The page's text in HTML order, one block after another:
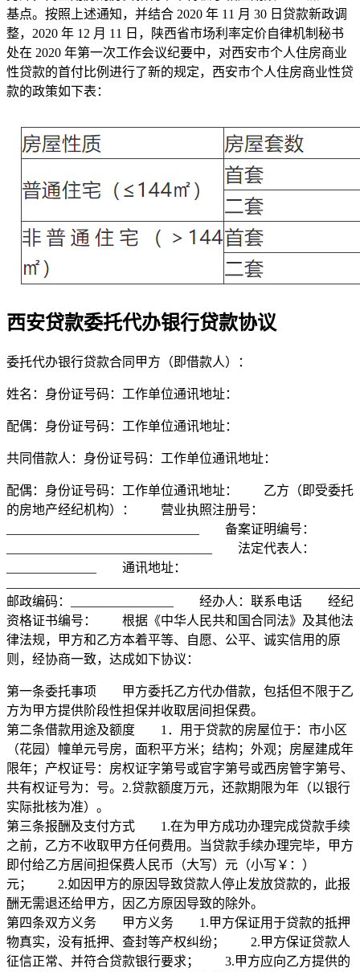
基点。按照上述通知，并结合 2020 年 11 月 30 日贷款新政调
整，2020 年 12 月 11 日，陕西省市场利率定价自律机制秘书
处在 2020 年第一次工作会议纪要中，对西安市个人住房商业
性贷款的首付比例进行了新的规定，西安市个人住房商业性贷
款的政策如下表：
西安贷款委托代办银行贷款协议
委托代办银行贷款合同甲方（即借款人）：
姓名：身份证号码：工作单位通讯地址：
配偶：身份证号码：工作单位通讯地址：
共同借款人：身份证号码：工作单位通讯地址：
配偶：身份证号码：工作单位通讯地址： 乙方（即受委托
的房地产经纪机构）： 营业执照注册号：
______________________________ 备案证明编号：
________________________________ 法定代表人：
______________ 通讯地址：
邮政编码：________________ 经办人：联系电话 经纪
资格证书编号： 根据《中华人民共和国合同法》及其他法
律法规，甲方和乙方本着平等、自愿、公平、诚实信用的原
则，经协商一致，达成如下协议：
第一条委托事项 甲方委托乙方代办借款，包括但不限于乙
方为甲方提供阶段性担保并收取居间担保费。
第二条借款用途及额度 1．用于贷款的房屋位于：市小区
（花园）幢单元号房，面积平方米；结构；外观；房屋建成年
限年；产权证号：房权证字第号或官字第号或西房管字第号、
共有权证号为：号。2.贷款额度万元，还款期限为年（以银行
实际批核为准）。
第三条报酬及支付方式 1.在为甲方成功办理完成贷款手续
之前，乙方不收取甲方任何费用。当贷款手续办理完毕，甲方
即付给乙方居间担保费人民币（大写）元（小写￥：）
元； 2.如因甲方的原因导致贷款人停止发放贷款的，此报
酬无需退还给甲方，因乙方原因导致的除外。
第四条双方义务 甲方义务 1.甲方保证用于贷款的抵押
物真实，没有抵押、查封等产权纠纷； 2.甲方保证贷款人
征信正常、并符合贷款银行要求； 3.甲方应向乙方提供的